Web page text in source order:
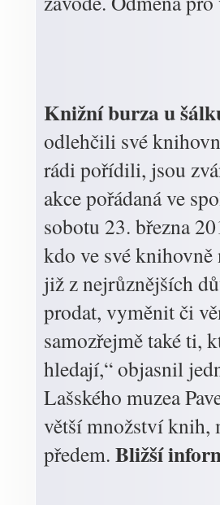
Knižní burza u
odlehčili své
rádi pořídili, jsou
akce pořádaná ve
sobotu 23. března
kdo ve své
již z nejrůznějších
prodat, vyměnit či
samozřejmě také ti,
hledají,“ objasnil
Lašského muzea
větší množství knih,
předem. Bližší